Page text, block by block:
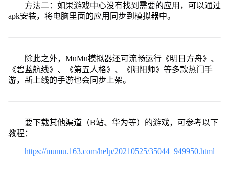
方法二：如果游戏中心没有找到需要的应用，可以通过
apk安装，将电脑里面的应用同步到模拟器中。
除此之外，MuMu模拟器还可流畅运行《明日方舟》、
《碧蓝航线》、《第五人格》、《阴阳师》等多款热门手
游，新上线的手游也会同步上架。
要下载其他渠道（B站、华为等）的游戏，可参考以下
教程：
https://mumu.163.com/help/20210525/35044_949950.html